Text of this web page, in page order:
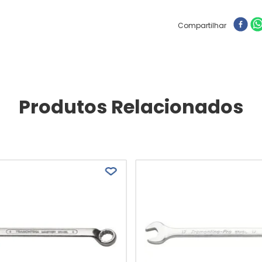
Compartilhar
Produtos Relacionados